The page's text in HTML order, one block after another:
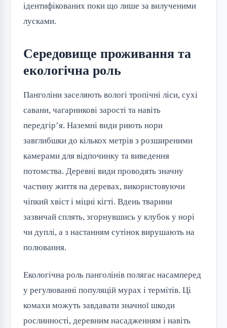
ідентифікованих поки що лише за вилученими
лусками.
Середовище проживання та
екологічна роль
Панголіни заселяють вологі тропічні ліси, сухі
савани, чагарникові зарості та навіть
передгір’я. Наземні види риють нори
завглибшки до кількох метрів з розширеними
камерами для відпочинку та виведення
потомства. Деревні види проводять значну
частину життя на деревах, використовуючи
чіпкий хвіст і міцні кігті. Вдень тварини
зазвичай сплять, згорнувшись у клубок у норі
чи дуплі, а з настанням сутінок вирушають на
полювання.
Екологічна роль панголінів полягає насамперед
у регулюванні популяцій мурах і термітів. Ці
комахи можуть завдавати значної шкоди
рослинності, деревним насадженням і навіть